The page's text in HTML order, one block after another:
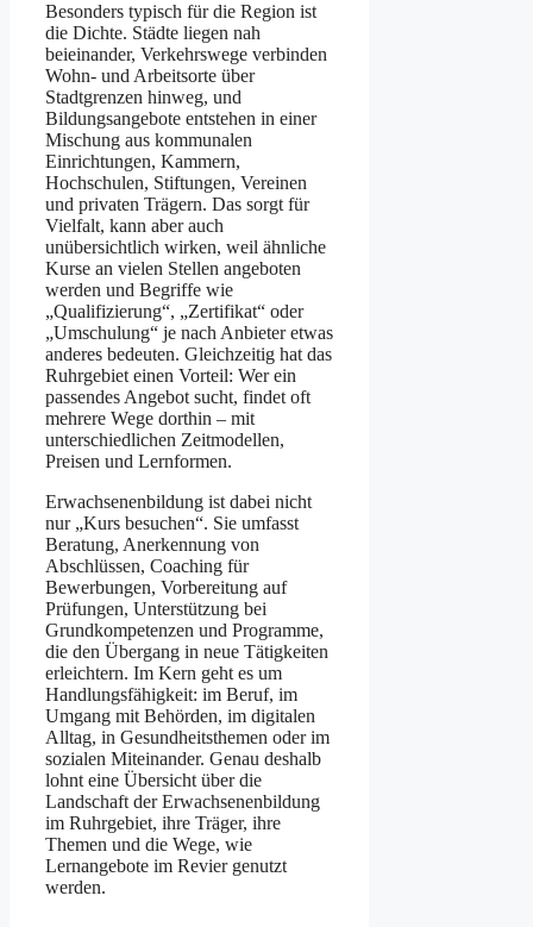
Besonders typisch für die Region ist
die Dichte. Städte liegen nah
beieinander, Verkehrswege verbinden
Wohn- und Arbeitsorte über
Stadtgrenzen hinweg, und
Bildungsangebote entstehen in einer
Mischung aus kommunalen
Einrichtungen, Kammern,
Hochschulen, Stiftungen, Vereinen
und privaten Trägern. Das sorgt für
Vielfalt, kann aber auch
unübersichtlich wirken, weil ähnliche
Kurse an vielen Stellen angeboten
werden und Begriffe wie
„Qualifizierung“, „Zertifikat“ oder
„Umschulung“ je nach Anbieter etwas
anderes bedeuten. Gleichzeitig hat das
Ruhrgebiet einen Vorteil: Wer ein
passendes Angebot sucht, findet oft
mehrere Wege dorthin – mit
unterschiedlichen Zeitmodellen,
Preisen und Lernformen.
Erwachsenenbildung ist dabei nicht
nur „Kurs besuchen“. Sie umfasst
Beratung, Anerkennung von
Abschlüssen, Coaching für
Bewerbungen, Vorbereitung auf
Prüfungen, Unterstützung bei
Grundkompetenzen und Programme,
die den Übergang in neue Tätigkeiten
erleichtern. Im Kern geht es um
Handlungsfähigkeit: im Beruf, im
Umgang mit Behörden, im digitalen
Alltag, in Gesundheitsthemen oder im
sozialen Miteinander. Genau deshalb
lohnt eine Übersicht über die
Landschaft der Erwachsenenbildung
im Ruhrgebiet, ihre Träger, ihre
Themen und die Wege, wie
Lernangebote im Revier genutzt
werden.